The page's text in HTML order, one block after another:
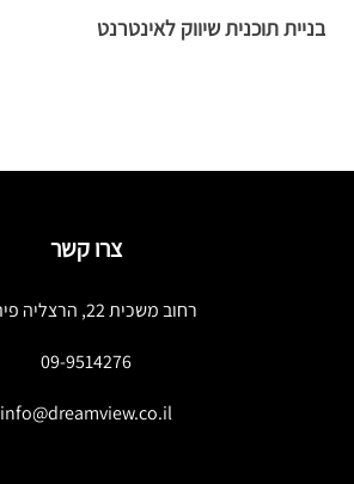
בניית תוכנית שיווק לאינטרנט
צרו קשר
רחוב משכית 22, הרצליה פיתוח
09-9514276
info@dreamview.co.il